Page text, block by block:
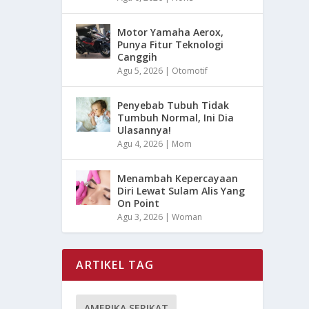
Motor Yamaha Aerox,
Punya Fitur Teknologi
Canggih
Agu 5, 2026 | Otomotif
Penyebab Tubuh Tidak
Tumbuh Normal, Ini Dia
Ulasannya!
Agu 4, 2026 | Mom
Menambah Kepercayaan
Diri Lewat Sulam Alis Yang
On Point
Agu 3, 2026 |Woman
ARTIKEL TAG